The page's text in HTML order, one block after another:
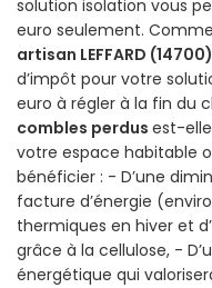
solution isolation vous
euro seulement.
artisan LEFFARD (14700)
d’impôt pour votre
euro à régler à la fin du
combles perdus est-elle
votre espace habitable
bénéficier : - D’une
facture d’énergie
thermiques en hiver et
grâce à la cellulose, -
énergétique qui